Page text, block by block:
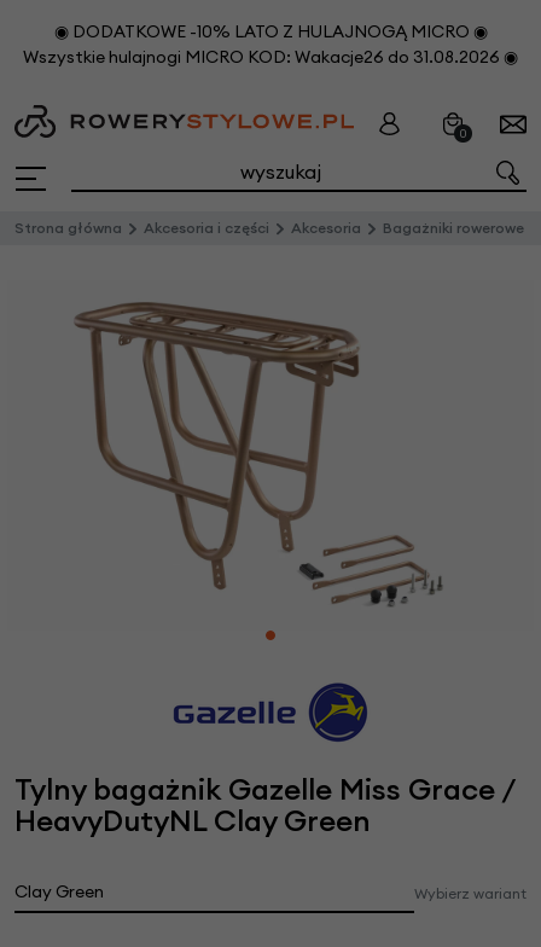
◉ DODATKOWE -10% LATO Z HULAJNOGĄ MICRO ◉
Wszystkie hulajnogi MICRO KOD: Wakacje26 do 31.08.2026 ◉
0
Strona główna Akcesoria i części Akcesoria Bagażniki rowerowe
Tylny bagażnik Gazelle Miss Grace /
HeavyDutyNL Clay Green
Clay Green Wybierz wariant